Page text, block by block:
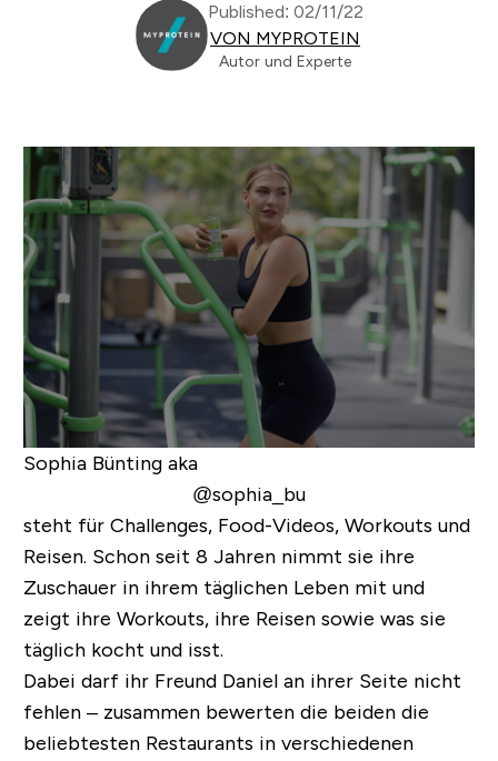
Published: 02/11/22
VON MYPROTEIN
Autor und Experte
Sophia Bünting aka
@sophia_bu
steht für Challenges, Food-Videos, Workouts und
Reisen. Schon seit 8 Jahren nimmt sie ihre
Zuschauer in ihrem täglichen Leben mit und
zeigt ihre Workouts, ihre Reisen sowie was sie
täglich kocht und isst.
Dabei darf ihr Freund Daniel an ihrer Seite nicht
fehlen – zusammen bewerten die beiden die
beliebtesten Restaurants in verschiedenen